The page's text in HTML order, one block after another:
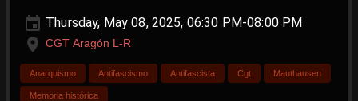
Thursday, May 08, 2025, 06:30 PM-08:00 PM
CGT Aragón L-R
Anarquismo Antifascismo Antifascista Cgt Mauthausen
Memoria histórica